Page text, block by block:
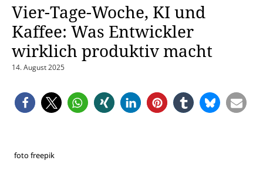
Vier-Tage-Woche, KI und
Kaffee: Was Entwickler
wirklich produktiv macht
14. August 2025
foto freepik